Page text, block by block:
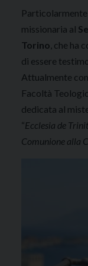
missionaria al
Torino , che
di essere
Attualmente
Facoltà
dedicata al
“Ecclesia de
Comunione alla